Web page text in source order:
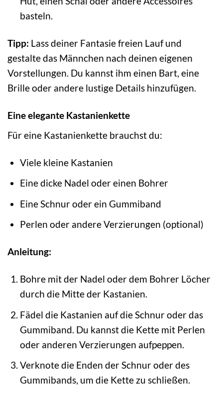
basteln.
Tipp: Lass deiner Fantasie freien Lauf und
gestalte das Männchen nach deinen eigenen
Vorstellungen. Du kannst ihm einen Bart, eine
Brille oder andere lustige Details hinzufügen.
Eine elegante Kastanienkette
Für eine Kastanienkette brauchst du:
Viele kleine Kastanien
Eine dicke Nadel oder einen Bohrer
Eine Schnur oder ein Gummiband
Perlen oder andere Verzierungen (optional)
Anleitung:
Bohre mit der Nadel oder dem Bohrer Löcher
durch die Mitte der Kastanien.
Fädel die Kastanien auf die Schnur oder das
Gummiband. Du kannst die Kette mit Perlen
oder anderen Verzierungen aufpeppen.
Verknote die Enden der Schnur oder des
Gummibands, um die Kette zu schließen.